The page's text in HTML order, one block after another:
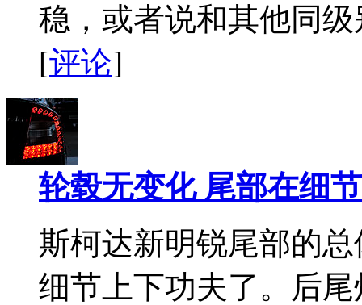
稳，或者说和其他同
[评论]
轮毂无变化 尾部在细
斯柯达新明锐尾部的
细节上下功夫了。后